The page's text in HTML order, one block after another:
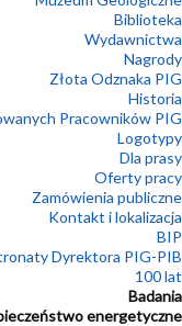
Biblioteka
Wydawnictwa
Nagrody
Złota Odznaka PIG
Historia
Pracowników PIG
Logotypy
Dla prasy
Oferty pracy
Zamówienia publiczne
Kontakt i lokalizacja
BIP
Dyrektora PIG-PIB
100 lat
Badania
energetyczne